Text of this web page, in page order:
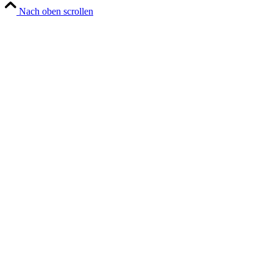
Nach oben scrollen